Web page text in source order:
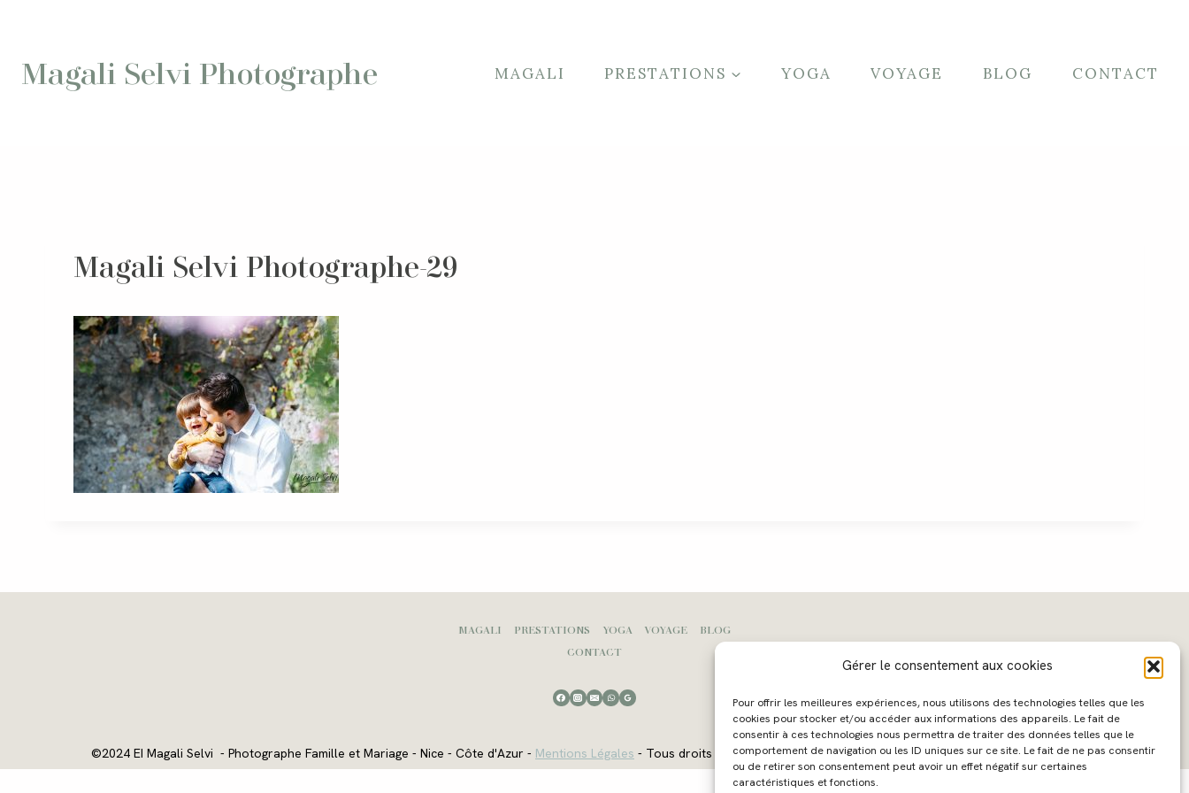
Gérer le consentement aux cookies
Pour offrir les meilleures expériences, nous utilisons des technologies telles que les
cookies pour stocker et/ou accéder aux informations des appareils. Le fait de
consentir à ces technologies nous permettra de traiter des données telles que le
comportement de navigation ou les ID uniques sur ce site. Le fait de ne pas consentir
ou de retirer son consentement peut avoir un effet négatif sur certaines
caractéristiques et fonctions.
Magali Selvi Photographe MAGALI PRESTATIONS YOGA VOYAGE BLOG CONTACT
Magali Selvi Photographe-29
MAGALI PRESTATIONS YOGA VOYAGE
BLOG
CONTACT
©2024 EI Magali Selvi - Photographe Famille et Mariage - Nice - Côte d'Azur - Mentions Légales - Tous droits réservés - Webdesign :Caroline Liabot- Hébergement :Azur Média